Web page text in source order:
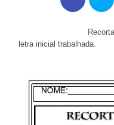
Recortar e colar
letra inicial trabalhada.